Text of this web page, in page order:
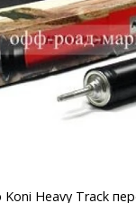
Heavy Track